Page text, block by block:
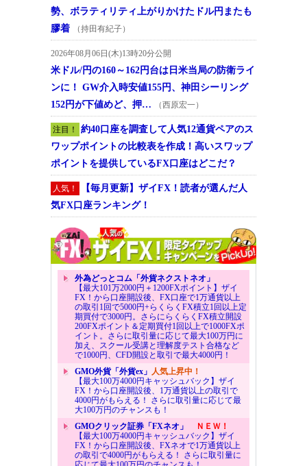
勢、ボラティリティ上がりかけたドル円またも
膠着
（持田有紀子）
2026年08月06日(木)13時20分公開
米ドル/円の160～162円台は日米当局の防衛ライ
ンに！ GW介入時安値155円、神田シーリング
152円が下値めど、押…
（西原宏一）
注目！
約40口座を調査して人気12通貨ペアのス
ワップポイントの比較表を作成！高いスワップ
ポイントを提供しているFX口座はどこだ？
人気！
【毎月更新】ザイFX！読者が選んだ人
気FX口座ランキング！
外為どっとコム「外貨ネクストネオ」
【最大101万2000円＋1200FXポイント】ザイ
FX！から口座開設後、FX口座で1万通貨以上
の取引1回で5000円+らくらくFX積立1回以上定
期買付で3000円。さらにらくらくFX積立開設
200FXポイント＆定期買付1回以上で1000FXポ
イント。さらに取引量に応じて最大100万円に
加え、スクール受講と理解度テスト合格など
で1000円、CFD開設と取引で最大4000円！
GMO外貨「外貨ex」 人気上昇中！
【最大100万4000円キャッシュバック】ザイ
FX！から口座開設後、1万通貨以上の取引で
4000円がもらえる！ さらに取引量に応じて最
大100万円のチャンスも！
GMOクリック証券「FXネオ」
ＮＥＷ！
【最大100万4000円キャッシュバック】ザイ
FX！から口座開設後、FXネオで1万通貨以上
の取引で4000円がもらえる！ さらに取引量に